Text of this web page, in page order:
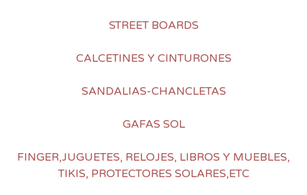
STREET BOARDS
CALCETINES Y CINTURONES
SANDALIAS-CHANCLETAS
GAFAS SOL
FINGER,JUGUETES, RELOJES, LIBROS Y MUEBLES,
TIKIS, PROTECTORES SOLARES,ETC